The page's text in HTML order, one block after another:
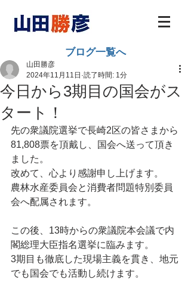
ブログ一覧へ
今日から3期目の国会がス
タート！
山田勝彦
2024年11月11日 読了時間: 1分
先の衆議院選挙で長崎2区の皆さまから
81,808票を頂戴し、国会へ送って頂き
ました。
改めて、心より感謝申し上げます。
農林水産委員会と消費者問題特別委員
会へ配属されます。
この後、13時からの衆議院本会議で内
閣総理大臣指名選挙に臨みます。
3期目も徹底した現場主義を貫き、地元
でも国会でも活動し続けます。